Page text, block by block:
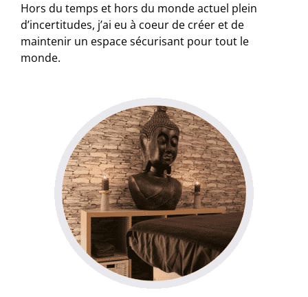
Hors du temps et hors du monde actuel plein
d’incertitudes, j’ai eu à coeur de créer et de
maintenir un espace sécurisant pour tout le
monde.